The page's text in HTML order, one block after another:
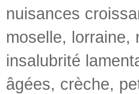
nuisances
moselle, lorraine,
insalubrité
âgées, crèche,